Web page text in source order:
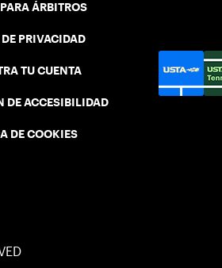
ÁRBITROS
PRIVACIDAD
TU CUENTA
DE ACCESIBILIDAD
DE COOKIES